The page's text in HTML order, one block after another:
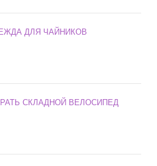
ДЛЯ ЧАЙНИКОВ
СКЛАДНОЙ ВЕЛОСИПЕД